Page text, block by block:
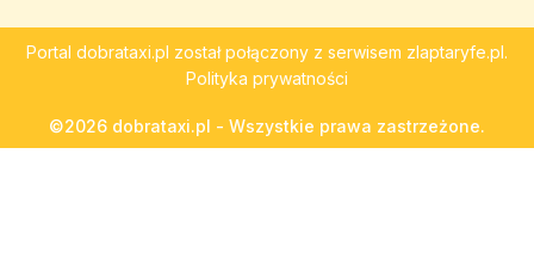
Portal dobrataxi.pl został połączony z serwisem zlaptaryfe.pl.
Polityka prywatności
©2026 dobrataxi.pl - Wszystkie prawa zastrzeżone.